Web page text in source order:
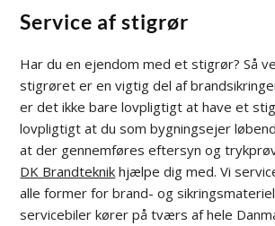
Service af stigrør
Har du en ejendom med et stigrør? Så
stigrøret er en vigtig del af
er det ikke bare lovpligtigt at have et
lovpligtigt at du som bygningsejer
at der gennemføres eftersyn og
DK Brandteknik hjælpe dig med. Vi
alle former for brand- og
servicebiler kører på tværs af hele